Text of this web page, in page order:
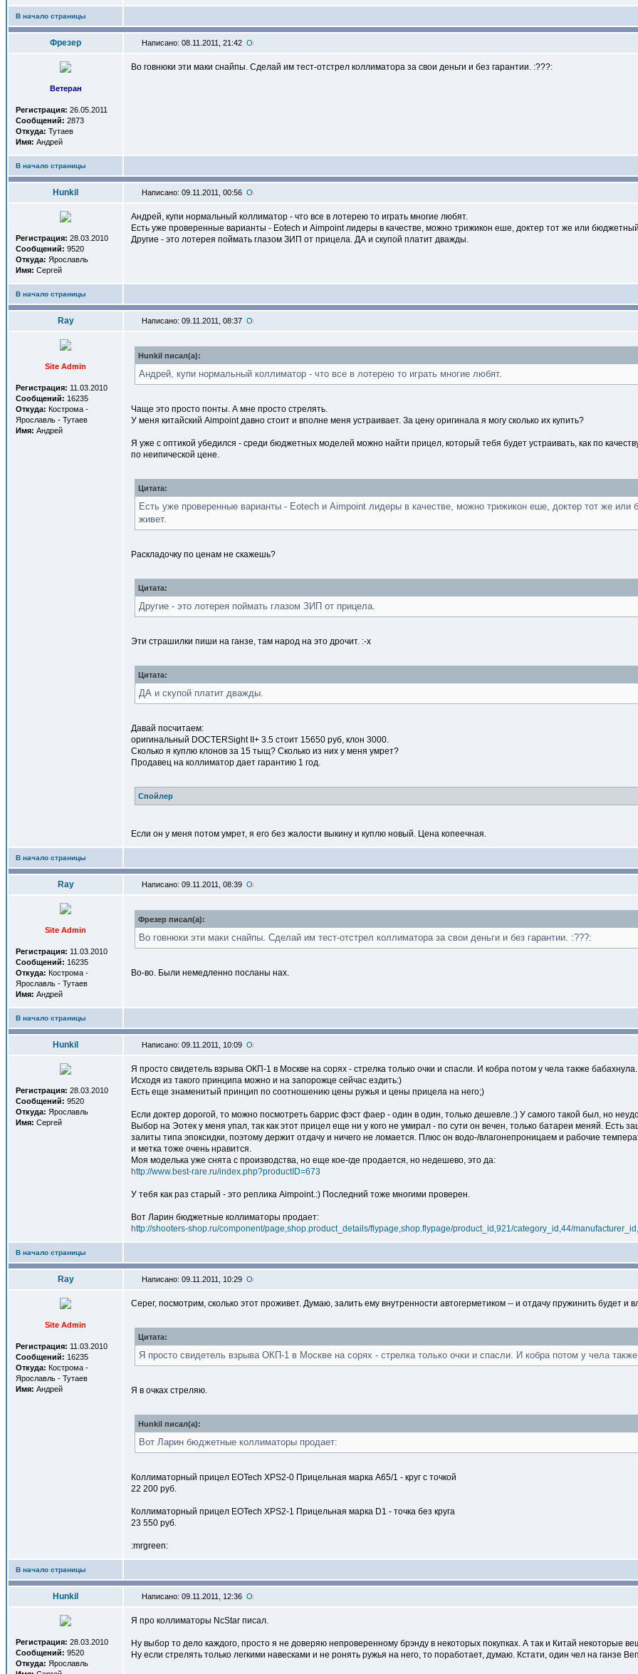
В начало страницы
Фрезер Написано: 08.11.2011, 21:42
Ветеран
Регистрация: 26.05.2011
Сообщений: 2873
Откуда: Тутаев
Имя: Андрей
Во говнюки эти маки снайпы. Сделай им тест-отстрел коллиматора за свои деньги и без гарантии. :???:
В начало страницы
Hunkil Написано: 09.11.2011, 00:56
Регистрация: 28.03.2010
Сообщений: 9520
Откуда: Ярославль
Имя: Сергей
Андрей, купи нормальный коллиматор - что все в лотерею то играть многие любят.
Есть уже проверенные варианты - Eotech и Aimpoint лидеры в качестве, можно трижикон еше, доктер тот же или
Другие - это лотерея поймать глазом ЗИП от прицела. ДА и скупой платит дважды.
В начало страницы
Ray Написано: 09.11.2011, 08:37
Site Admin
Регистрация: 11.03.2010
Сообщений: 16235
Откуда: Кострома -
Ярославль - Тутаев
Имя: Андрей
Hunkil писал(a):
Андрей, купи нормальный коллиматор - что все в лотерею то играть многие любят.
Чаще это просто понты. А мне просто стрелять.
У меня китайский Aimpoint давно стоит и вполне меня устраивает. За цену оригинала я могу сколько их купить?
Я уже с оптикой убедился - среди бюджетных моделей можно найти прицел, который тебя будет устраивать, как по
по неипической цене.
Цитата:
Есть уже проверенные варианты - Eotech и Aimpoint лидеры в качестве, можно трижикон еше, доктер тот же
живет.
Раскладочку по ценам не скажешь?
Цитата:
Другие - это лотерея поймать глазом ЗИП от прицела.
Эти страшилки пиши на ганзе, там народ на это дрочит. :-x
Цитата:
ДА и скупой платит дважды.
Давай посчитаем:
оригинальный DOCTERSight II+ 3.5 стоит 15650 руб, клон 3000.
Сколько я куплю клонов за 15 тыщ? Сколько из них у меня умрет?
Продавец на коллиматор дает гарантию 1 год.
Спойлер
Если он у меня потом умрет, я его без жалости выкину и куплю новый. Цена копеечная.
В начало страницы
Ray Написано: 09.11.2011, 08:39
Site Admin
Регистрация: 11.03.2010
Сообщений: 16235
Откуда: Кострома -
Ярославль - Тутаев
Имя: Андрей
Фрезер писал(a):
Во говнюки эти маки снайпы. Сделай им тест-отстрел коллиматора за свои деньги и без гарантии. :???:
Во-во. Были немедленно посланы нах.
В начало страницы
Hunkil Написано: 09.11.2011, 10:09
Регистрация: 28.03.2010
Сообщений: 9520
Откуда: Ярославль
Имя: Сергей
Я просто свидетель взрыва ОКП-1 в Москве на сорях - стрелка только очки и спасли. И кобра потом у чела также бабахнула.
Исходя из такого принципа можно и на запорожце сейчас ездить:)
Есть еще знаменитый принцип по соотношению цены ружья и цены прицела на него;)
Если доктер дорогой, то можно посмотреть баррис фэст фаер - один в один, только дешевле.:) У самого такой был, но
Выбор на Эотек у меня упал, так как этот прицел еще ни у кого не умирал - по сути он вечен, только батареи меняй. Есть
залиты типа эпоксидки, поэтому держит отдачу и ничего не ломается. Плюс он водо-/влагонепроницаем и рабочие
и метка тоже очень нравится.
Моя моделька уже снята с производства, но еще кое-где продается, но недешево, это да:
http://www.best-rare.ru/index.php?productID=673
У тебя как раз старый - это реплика Aimpoint.:) Последний тоже многими проверен.
Вот Ларин бюджетные коллиматоры продает:
http://shooters-shop.ru/component/page,shop.product_details/flypage,shop.flypage/product_id,921/category_id,44/
В начало страницы
Ray Написано: 09.11.2011, 10:29
Site Admin
Регистрация: 11.03.2010
Сообщений: 16235
Откуда: Кострома -
Ярославль - Тутаев
Имя: Андрей
Серег, посмотрим, сколько этот проживет. Думаю, залить ему внутренности автогерметиком -- и отдачу пружинить будет и
Цитата:
Я просто свидетель взрыва ОКП-1 в Москве на сорях - стрелка только очки и спасли. И кобра потом у чела
Я в очках стреляю.
Hunkil писал(a):
Вот Ларин бюджетные коллиматоры продает:
Коллиматорный прицел EOTech XPS2-0 Прицельная марка А65/1 - круг с точкой
22 200 руб.
Коллиматорный прицел EOTech XPS2-1 Прицельная марка D1 - точка без круга
23 550 руб.
:mrgreen:
В начало страницы
Hunkil Написано: 09.11.2011, 12:36
Регистрация: 28.03.2010
Сообщений: 9520
Откуда: Ярославль
Я про коллиматоры NcStar писал.
Ну выбор то дело каждого, просто я не доверяю непроверенному брэнду в некоторых покупках. А так и Китай некоторые
Ну если стрелять только легкими навесками и не ронять ружья на него, то поработает, думаю. Кстати, один чел на ганзе